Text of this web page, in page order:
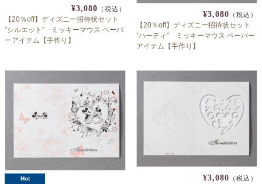
¥3,080 （税込）
【20％off】ディズニー招待状セット
”シルエット” ミッキーマウス ペーパ
ーアイテム【手作り】
¥3,080 （税込）
【20％off】ディズニー招待状セット
”ハーティ” ミッキーマウス ペーパー
アイテム【手作り】
Hot ¥3,080 （税込）